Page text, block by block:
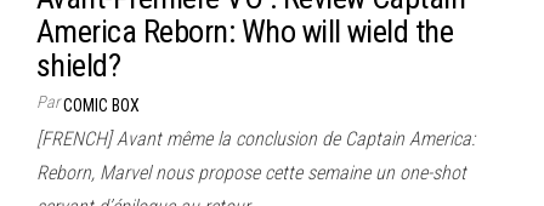
America Reborn: Who will wield the
shield?
ParCOMIC BOX
[FRENCH] Avant même la conclusion de Captain America:
Reborn, Marvel nous propose cette semaine un one-shot